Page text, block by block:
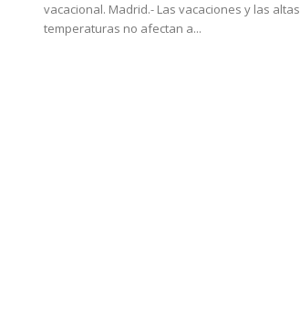
vacacional. Madrid.- Las vacaciones y las altas
temperaturas no afectan a...